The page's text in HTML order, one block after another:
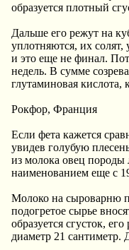
образуется плотный
Дальше его режут на
уплотняются, их
и это еще не финал.
недель. В сумме
глутаминовая
Рокфор, Франция
Если фета кажется
увидев голубую
из молока овец
наименованием еще с
Молоко на сыроварню
подогретое сырье
образуется сгусток,
диаметр 21 сантиметр.